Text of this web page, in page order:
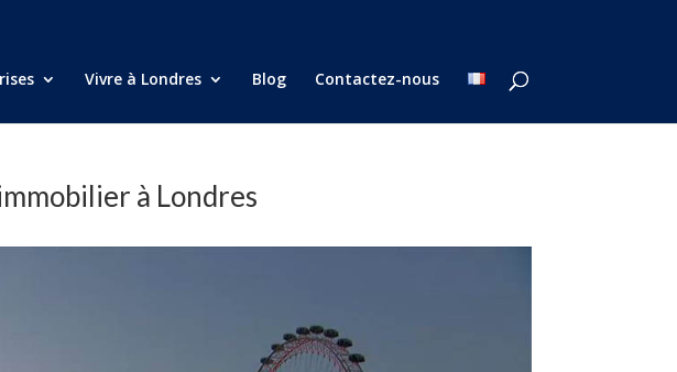
Vivre à Londres Blog Contactez-nous
à Londres